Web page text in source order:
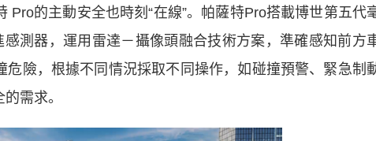
的主動安全也時刻“在線”。帕薩特Pro搭載博世第五代
測器，運用雷達－攝像頭融合技術方案，準確感知前方
險，根據不同情況採取不同操作，如碰撞預警、緊急制
需求。